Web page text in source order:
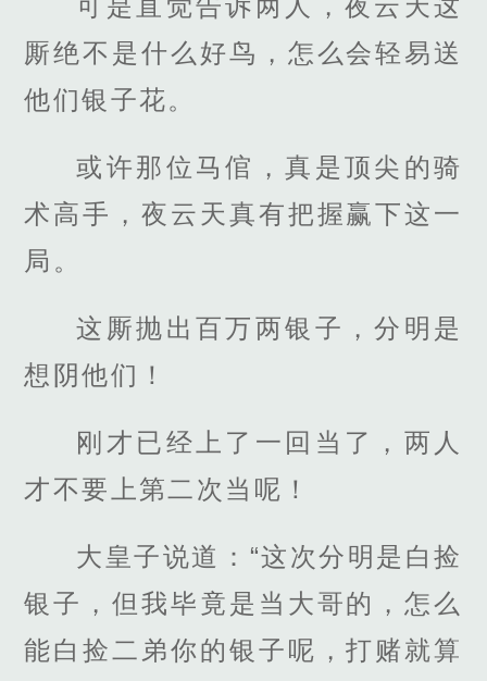
厮绝不是什么好鸟，怎么会轻易送
他们银子花。
或许那位马倌，真是顶尖的骑
术高手，夜云天真有把握赢下这一
局。
这厮抛出百万两银子，分明是
想阴他们！
刚才已经上了一回当了，两人
才不要上第二次当呢！
大皇子说道：“这次分明是白捡
银子，但我毕竟是当大哥的，怎么
能白捡二弟你的银子呢，打赌就算